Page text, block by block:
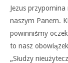
Jezus
naszym Panem.
powinniśmy
to nasz
„Słudzy